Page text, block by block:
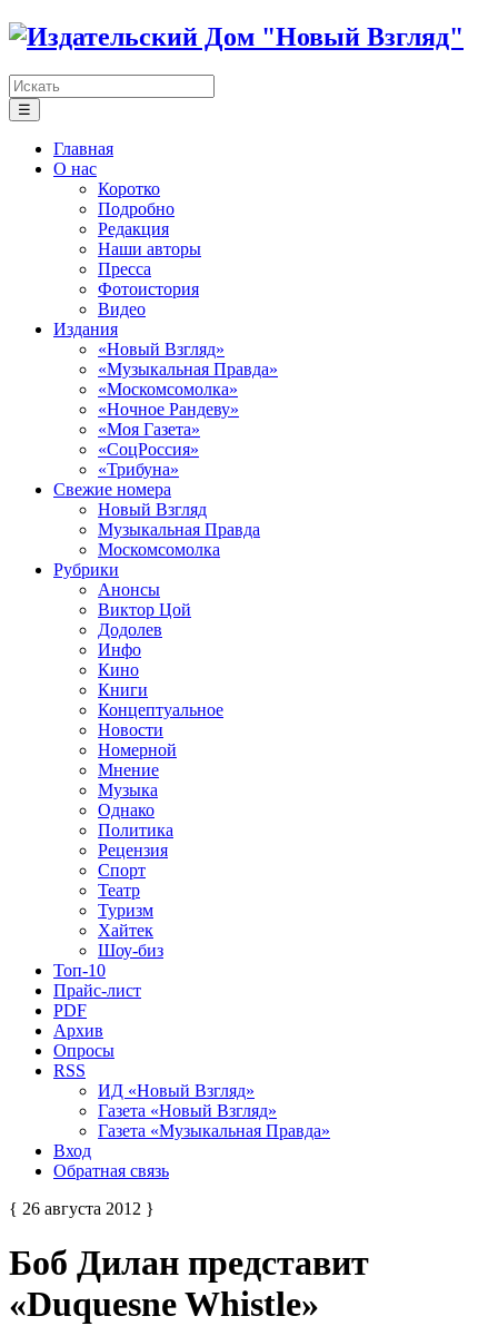
☰
Главная
О нас
Коротко
Подробно
Редакция
Наши авторы
Пресса
Фотоистория
Видео
Издания
«Новый Взгляд»
«Музыкальная Правда»
«Москомсомолка»
«Ночное Рандеву»
«Моя Газета»
«СоцРоссия»
«Трибуна»
Свежие номера
Новый Взгляд
Музыкальная Правда
Москомсомолка
Рубрики
Анонсы
Виктор Цой
Додолев
Инфо
Кино
Книги
Концептуальное
Новости
Номерной
Мнение
Музыка
Однако
Политика
Рецензия
Спорт
Театр
Туризм
Хайтек
Шоу-биз
Топ-10
Прайс-лист
PDF
Архив
Опросы
RSS
ИД «Новый Взгляд»
Газета «Новый Взгляд»
Газета «Музыкальная Правда»
Вход
Обратная связь
{ 26 августа 2012 }
Боб Дилан представит
«Duquesne Whistle»